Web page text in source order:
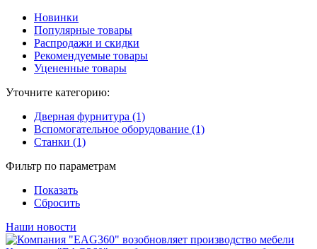
Новинки
Популярные товары
Распродажи и скидки
Рекомендуемые товары
Уцененные товары
Уточните категорию:
Дверная фурнитура (1)
Вспомогательное оборудование (1)
Станки (1)
Фильтр по параметрам
Показать
Сбросить
Наши новости